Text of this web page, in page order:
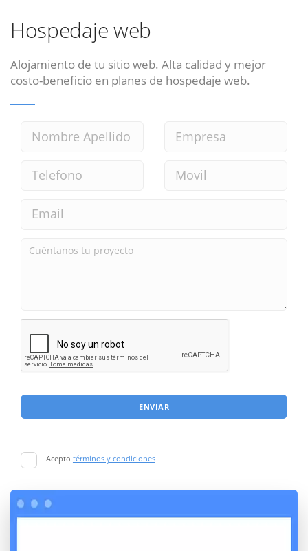
Hospedaje web
Alojamiento de tu sitio web. Alta calidad y mejor
costo-beneficio en planes de hospedaje web.
ENVIAR
Acepto términos y condiciones